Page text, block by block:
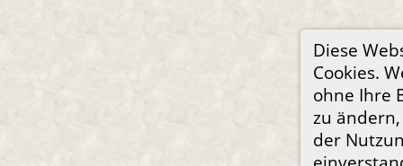
Diese
Cookies.
ohne Ihre
zu
der